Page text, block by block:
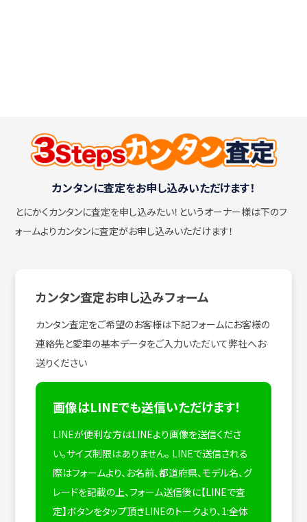
カンタンに査定をお申し込みいただけます！
とにかくカンタンに査定を申し込みたい！ というオーナー様は下のフ
ォームよりカンタンに査定がお申し込みいただけます！
カンタン査定お申し込みフォーム
カンタン査定をご希望のお客様は下記フォームにお客様の
連絡先と愛車の基本データをご入力いただいて弊社へお
送りください
画像はLINEでも送信いただけます！
LINEが便利な方はLINEより画像を送信くださ
い。サイズ制限はありません。 LINEで送信される
際はフォームより、お名前、都道府県、モデル名、グ
レードを記載の上、フォーム送信後に【LINEで査
定】ボタンをタップ頂きLINEのトークより、1:全体